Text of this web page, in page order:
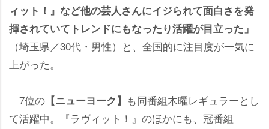
ィット！』など他の芸人さんにイジられて面白さを発
揮されていてトレンドにもなったり活躍が目立った」
（埼玉県／30代・男性）と、全国的に注目度が一気に
上がった。
7位の 【ニューヨーク】 も同番組木曜レギュラーとし
て活躍中。『ラヴィット！』のほかにも、冠番組